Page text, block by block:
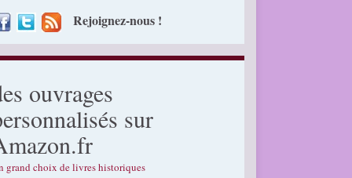
Rejoignez-nous !
ouvrages
sur
grand choix de livres historiques